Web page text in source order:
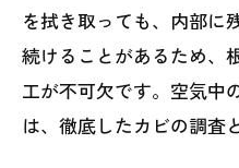
を拭き取っても、内部に
続けることがあるため、
工が不可欠です。空気中
は、徹底したカビの調査